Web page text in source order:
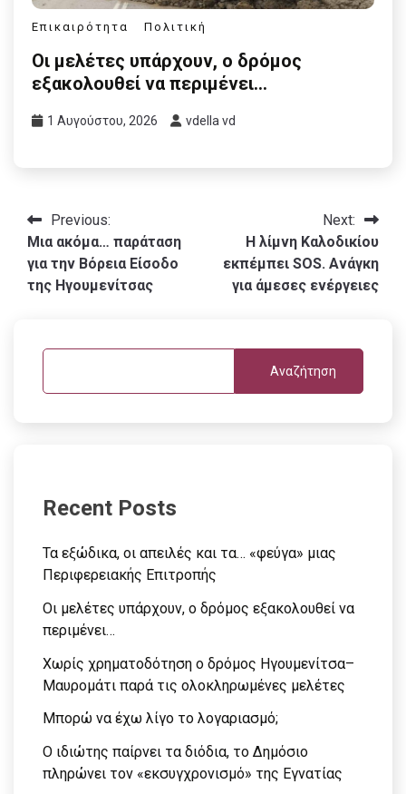
Επικαιρότητα Πολιτική
Οι μελέτες υπάρχουν, ο δρόμος
εξακολουθεί να περιμένει…
1 Αυγούστου, 2026 vdella vd
Πλοήγηση
άρθρων
Previous:
Μια ακόμα… παράταση
για την Βόρεια Είσοδο
της Ηγουμενίτσας
Next:
Η λίμνη Καλοδικίου
εκπέμπει SOS. Ανάγκη
για άμεσες ενέργειες
Αναζήτηση
Recent Posts
Τα εξώδικα, οι απειλές και τα… «φεύγα» μιας
Περιφερειακής Επιτροπής
Οι μελέτες υπάρχουν, ο δρόμος εξακολουθεί να
περιμένει…
Χωρίς χρηματοδότηση ο δρόμος Ηγουμενίτσα–
Μαυρομάτι παρά τις ολοκληρωμένες μελέτες
Μπορώ να έχω λίγο το λογαριασμό;
Ο ιδιώτης παίρνει τα διόδια, το Δημόσιο
πληρώνει τον «εκσυγχρονισμό» της Εγνατίας